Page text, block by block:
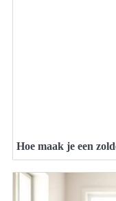
Hoe maak je een